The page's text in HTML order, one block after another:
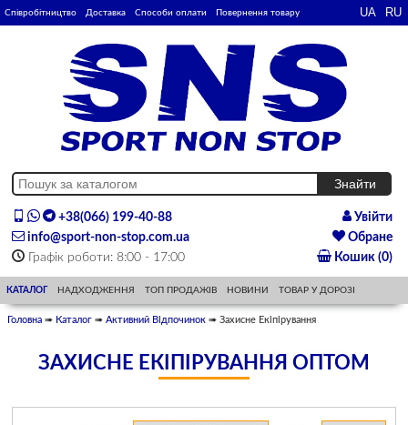
Співробітництво Доставка Способи оплати Повернення товару
+38(066) 199-40-88
info@sport-non-stop.com.ua
Графік роботи: 8:00 - 17:00
Увійти
Обране
Кошик (0)
КАТАЛОГ НАДХОДЖЕННЯ ТОП ПРОДАЖІВ НОВИНИ ТОВАР У ДОРОЗІ
Головна ➠ Каталог ➠ Активний Відпочинок ➠ Захисне Екіпірування
ЗАХИСНЕ ЕКІПІРУВАННЯ ОПТОМ